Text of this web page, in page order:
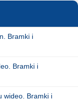
Bramki i
Bramki i
wideo. Bramki i